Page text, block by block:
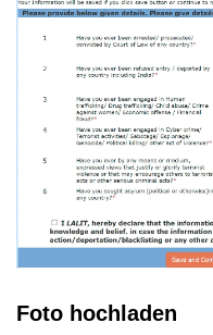
Foto hochladen